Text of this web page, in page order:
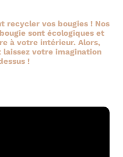
recycler vos bougies ! Nos
sont écologiques et
à votre intérieur. Alors,
votre imagination
!